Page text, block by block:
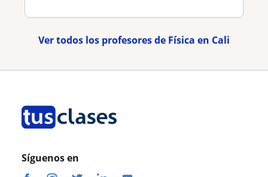
Ver todos los profesores de Física en Cali
Síguenos en